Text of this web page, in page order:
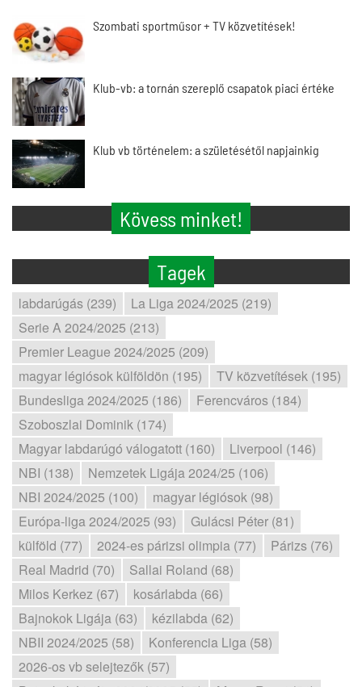
Szombati sportműsor + TV közvetítések!
Klub-vb: a tornán szereplő csapatok piaci értéke
Klub vb történelem: a születésétől napjainkig
Kövess minket!
Tagek
labdarúgás (239)
La Liga 2024/2025 (219)
Serie A 2024/2025 (213)
Premier League 2024/2025 (209)
magyar légiósok külföldön (195)
TV közvetítések (195)
Bundesliga 2024/2025 (186)
Ferencváros (184)
Szoboszlai Dominik (174)
Magyar labdarúgó válogatott (160)
Liverpool (146)
NBI (138)
Nemzetek Ligája 2024/25 (106)
NBI 2024/2025 (100)
magyar légiósok (98)
Európa-liga 2024/2025 (93)
Gulácsi Péter (81)
külföld (77)
2024-es párizsi olimpia (77)
Párizs (76)
Real Madrid (70)
Sallai Roland (68)
Milos Kerkez (67)
kosárlabda (66)
Bajnokok Ligája (63)
kézilabda (62)
NBII 2024/2025 (58)
Konferencia Liga (58)
2026-os vb selejtezők (57)